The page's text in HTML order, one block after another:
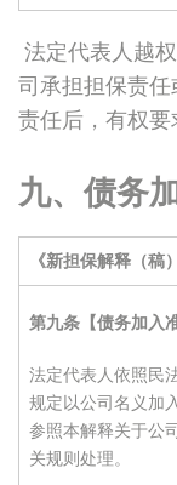
法定代表人越
司承担担保责
责任后，有权要
九、债务
《新担保解释（稿
第九条【债务加入
法定代表人依照民
规定以公司名义加
参照本解释关于公
关规则处理。